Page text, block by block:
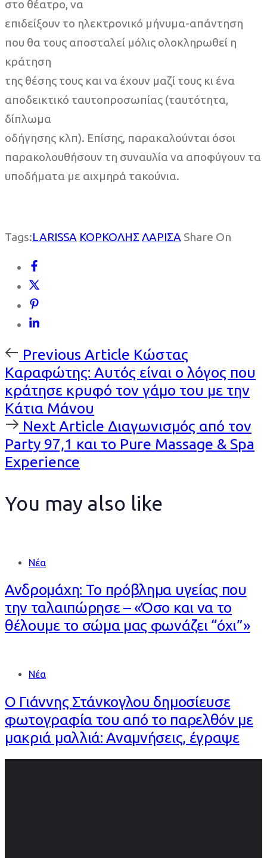
στο θέατρο, να
επιδείξουν το ηλεκτρονικό μήνυμα-απάντηση
που θα τους αποσταλεί μόλις ολοκληρωθεί η
κράτηση
της θέσης τους και να έχουν μαζί τους κι ένα
αποδεικτικό ταυτοπροσωπίας (ταυτότητα,
δίπλωμα
οδήγησης κλπ). Επίσης, παρακαλούνται όσοι
παρακολουθήσουν τη συναυλία να αποφύγουν τα
υποδήματα με αιχμηρά τακούνια.
Tags:LARISSA ΚΟΡΚΟΛΗΣ ΛΑΡΙΣΑ Share On
Previous
Article
Previous Article Κώστας
Καραφώτης: Αυτός είναι ο λόγος που
κράτησε κρυφό τον γάμο του με την
Κάτια Μάνου
Next
Article
Next Article Διαγωνισμός από τον
Party 97,1 και το Pure Massage & Spa
Experience
You may also like
Νέα
Ανδρομάχη: Το πρόβλημα υγείας που
την ταλαιπώρησε – «Όσο και να το
θέλουμε το σώμα μας φωνάζει “όχι”»
Νέα
Ο Γιάννης Στάνκογλου δημοσίευσε
φωτογραφία του από το παρελθόν με
μακριά μαλλιά: Αναμνήσεις, έγραψε